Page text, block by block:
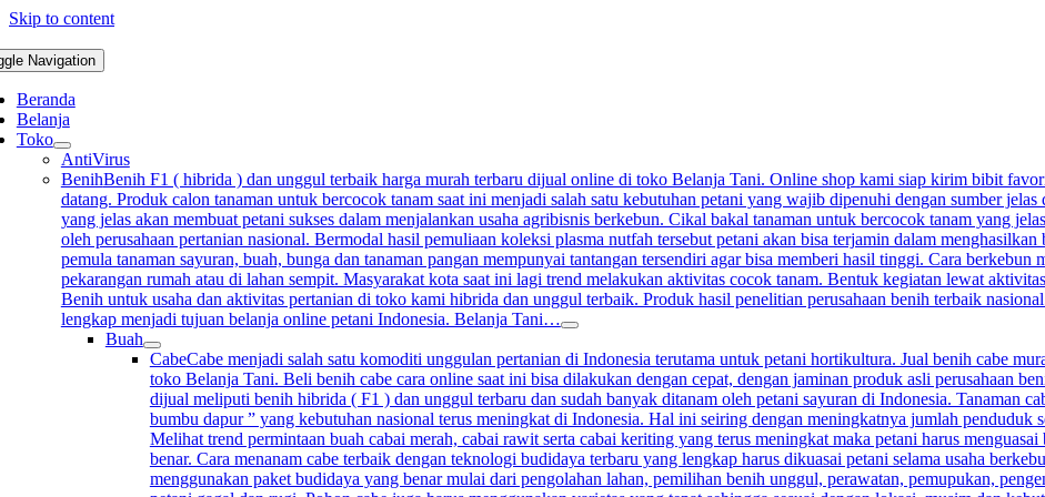
Skip to content
Navigation
Beranda
Belanja
Toko
AntiVirus
BenihBenih F1 ( hibrida ) dan unggul terbaik harga murah terbaru dijual online di toko Belanja Tani. Online shop kami siap kirim bibit
datang. Produk calon tanaman untuk bercocok tanam saat ini menjadi salah satu kebutuhan petani yang wajib dipenuhi dengan sumber
yang jelas akan membuat petani sukses dalam menjalankan usaha agribisnis berkebun. Cikal bakal tanaman untuk bercocok tanam yang
oleh perusahaan pertanian nasional. Bermodal hasil pemuliaan koleksi plasma nutfah tersebut petani akan bisa terjamin dalam
pemula tanaman sayuran, buah, bunga dan tanaman pangan mempunyai tantangan tersendiri agar bisa memberi hasil tinggi. Cara
pekarangan rumah atau di lahan sempit. Masyarakat kota saat ini lagi trend melakukan aktivitas cocok tanam. Bentuk kegiatan lewat
Benih untuk usaha dan aktivitas pertanian di toko kami hibrida dan unggul terbaik. Produk hasil penelitian perusahaan benih terbaik
lengkap menjadi tujuan belanja online petani Indonesia. Belanja Tani…
Buah
CabeCabe menjadi salah satu komoditi unggulan pertanian di Indonesia terutama untuk petani hortikultura. Jual benih cabe
toko Belanja Tani. Beli benih cabe cara online saat ini bisa dilakukan dengan cepat, dengan jaminan produk asli perusahaan
dijual meliputi benih hibrida ( F1 ) dan unggul terbaru dan sudah banyak ditanam oleh petani sayuran di Indonesia. Tanaman
bumbu dapur ” yang kebutuhan nasional terus meningkat di Indonesia. Hal ini seiring dengan meningkatnya jumlah penduduk
Melihat trend permintaan buah cabai merah, cabai rawit serta cabai keriting yang terus meningkat maka petani harus
benar. Cara menanam cabe terbaik dengan teknologi budidaya terbaru yang lengkap harus dikuasai petani selama usaha
menggunakan paket budidaya yang benar mulai dari pengolahan lahan, pemilihan benih unggul, perawatan, pemupukan,